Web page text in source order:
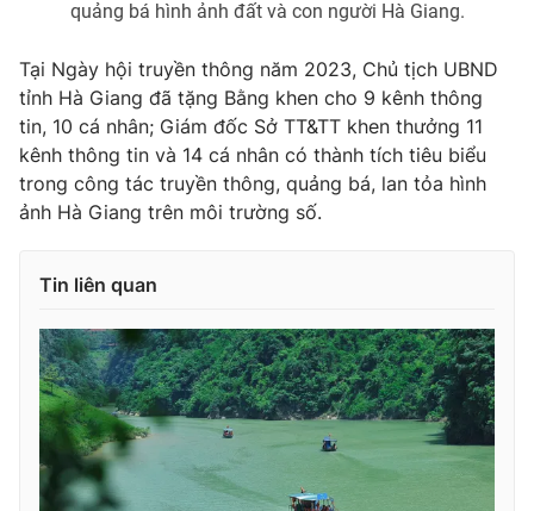
quảng bá hình ảnh đất và con người Hà Giang.
Tại Ngày hội truyền thông năm 2023, Chủ tịch UBND
tỉnh Hà Giang đã tặng Bằng khen cho 9 kênh thông
tin, 10 cá nhân; Giám đốc Sở TT&TT khen thưởng 11
kênh thông tin và 14 cá nhân có thành tích tiêu biểu
trong công tác truyền thông, quảng bá, lan tỏa hình
ảnh Hà Giang trên môi trường số.
Tin liên quan